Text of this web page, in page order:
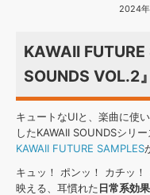
効果音 »
BGM »
SONICWIREブログ »
FAQ »
お問い合わせ »
ソフトウェア／ツー
2024
KAWAII
SOUNDS VOL.2』
キュートなUIと、楽曲に使
したKAWAII SOUNDSシリ
KAWAII FUTURE SAMPLES
キュッ！ ポンッ！ カチッ
映える、耳慣れた日常系効